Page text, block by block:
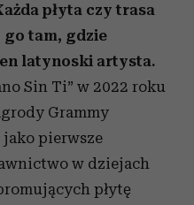
płyta czy trasa
tam, gdzie
latynoski artysta.
Sin Ti” w 2022 roku
Grammy
pierwsze
w dziejach
płytę